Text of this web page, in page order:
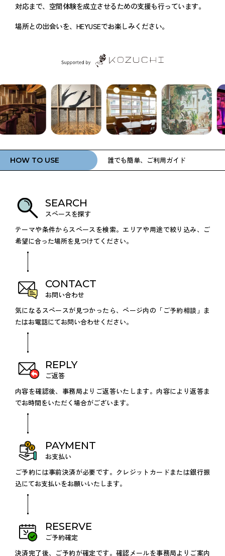
対応まで、空間体験を成立させるための支援も行っています。
場所との出会いを、HEYUSEでお楽しみください。
HOW TO USE 誰でも簡単、ご利用ガイド
SEARCH
スペースを探す
テーマや条件からスペースを検索。エリアや用途で絞り込み、ご
希望に合った場所を見つけてください。
CONTACT
お問い合わせ
気になるスペースが見つかったら、ページ内の「ご予約相談」ま
たはお電話にてお問い合わせください。
REPLY
ご返答
内容を確認後、事務局よりご返答いたします。内容により返答ま
でお時間をいただく場合がございます。
PAYMENT
お支払い
ご予約には事前決済が必要です。クレジットカードまたは銀行振
込にてお支払いをお願いいたします。
RESERVE
ご予約確定
決済完了後、ご予約が確定です。確認メールを事務局よりご案内